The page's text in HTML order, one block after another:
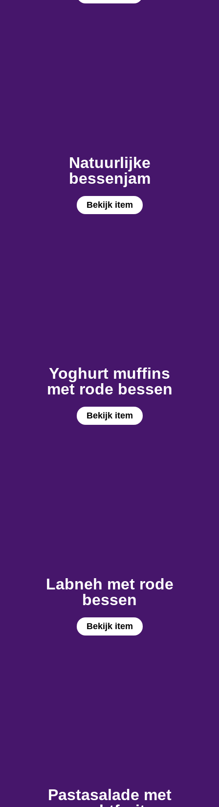
Bekijk item
Natuurlijke
bessenjam
Bekijk item
Yoghurt muffins
met rode bessen
Bekijk item
Labneh met rode
bessen
Pastasalade met